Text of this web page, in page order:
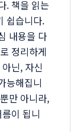
. 책을 읽는
쉽습니다.
내용을 다
정리하게
닌, 자신
능해집니
만 아니라,
이 됩니